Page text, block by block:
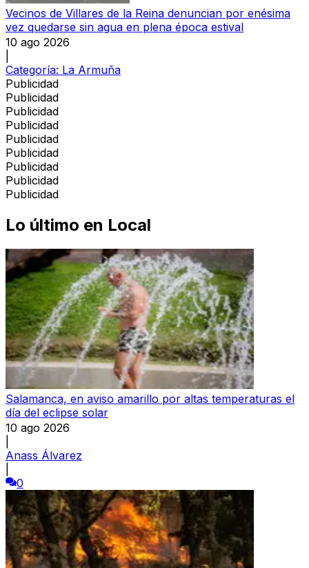
Vecinos de Villares de la Reina denuncian por enésima
vez quedarse sin agua en plena época estival
10 ago 2026
Categoría: La Armuña
Publicidad
Publicidad
Publicidad
Publicidad
Publicidad
Publicidad
Publicidad
Publicidad
Publicidad
Lo último en Local
Salamanca, en aviso amarillo por altas temperaturas el
día del eclipse solar
10 ago 2026
Anass Álvarez
0